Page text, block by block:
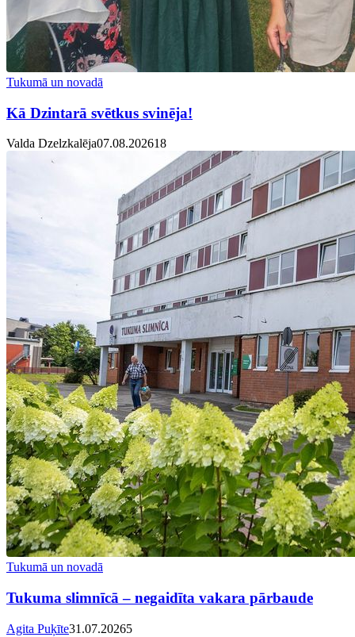
Tukumā un novadā
Kā Dzintarā svētkus svinēja!
Valda Dzelzkalēja07.08.202618
Tukumā un novadā
Tukuma slimnīcā – negaidīta vakara pārbaude
Agita Puķīte31.07.20265